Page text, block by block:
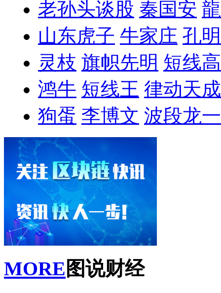
老孙头谈股 秦国安
山东虎子 牛家庄 孔
灵枝 旗帜先明 短线
鸿牛 短线王 律动天成
狗蛋 李博文 波段龙一
MORE 图说财经